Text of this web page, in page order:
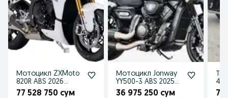
Мотоцикл ZXMoto
820R ABS 2026
заказ
77 528 750 сум
Мотоцикл Jonway
YY500-3 ABS 2025
заказ
36 975 250 сум 71